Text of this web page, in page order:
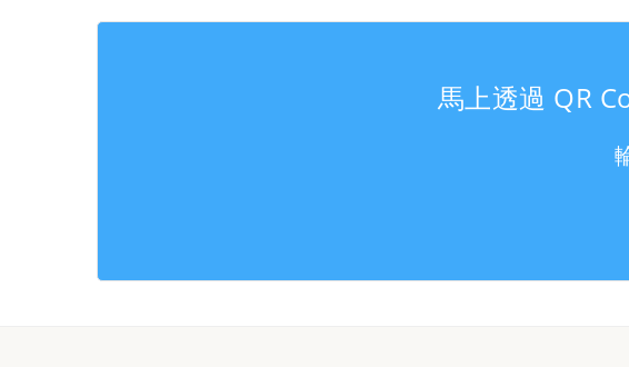
馬上透過 QR